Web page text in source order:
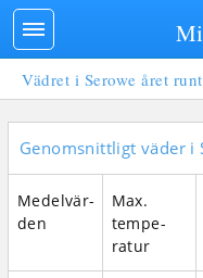
Vädret i Serowe året runt
Genomsnittligt väder i
Medel­vär­
den
Max.
tempe­
ratur